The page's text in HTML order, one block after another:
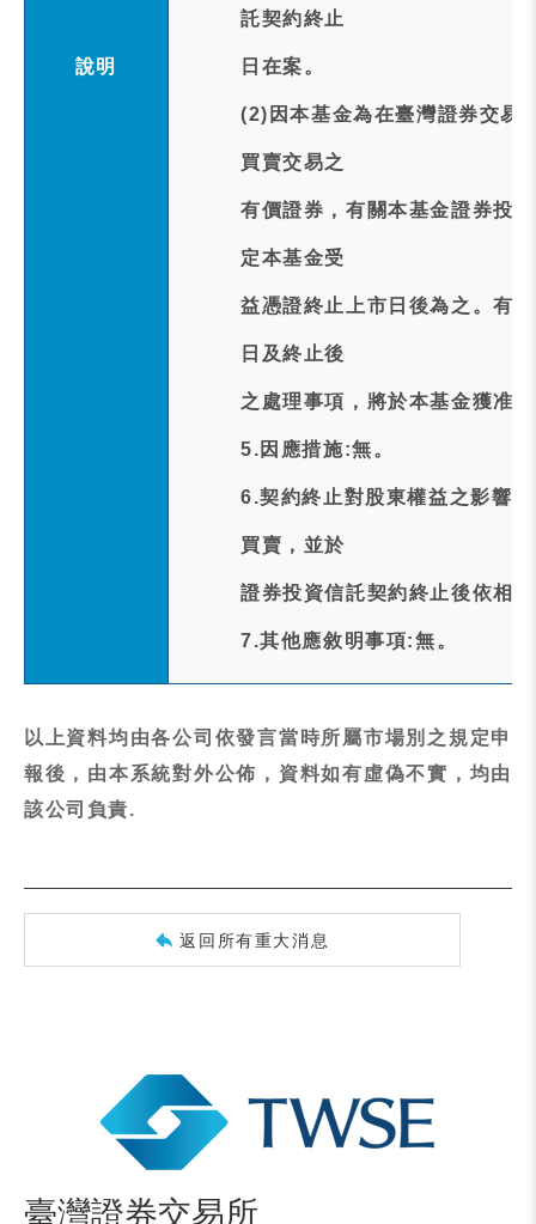
說明
託契約終止
日在案。
(2)因本基金為在臺灣證券交易
買賣交易之
有價證券，有關本基金證券投
定本基金受
益憑證終止上市日後為之。有
日及終止後
之處理事項，將於本基金獲准
5.因應措施:無。
6.契約終止對股東權益之影響:
買賣，並於
證券投資信託契約終止後依相
7.其他應敘明事項:無。
以上資料均由各公司依發言當時所屬市場別之規定申
報後，由本系統對外公佈，資料如有虛偽不實，均由
該公司負責.
返回所有重大消息
臺灣證券交易所